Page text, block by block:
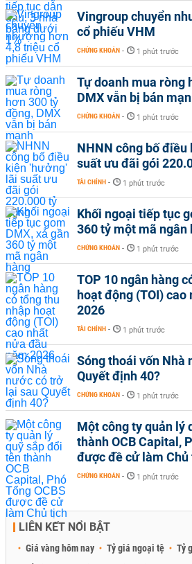
Vingroup chuyển
cổ phiếu VHM
CHỨNG KHOÁN - 1 phút trước
Tự doanh mua ròng
DMX vẫn bị bán
CHỨNG KHOÁN - 1 phút trước
NHNN công bố
suất ưu đãi gói
TÀI CHÍNH - 1 phút trước
Khối ngoại tiếp tục
360 tỷ một mã ngân
CHỨNG KHOÁN - 1 phút trước
TOP 10 ngân hàng
hoạt động (TOI)
2026
TÀI CHÍNH - 1 phút trước
Sóng thoái vốn Nhà
Quyết định 40?
CHỨNG KHOÁN - 1 phút trước
Một công ty quản lý
thành OCB Capital,
được đề cử làm Chủ
CHỨNG KHOÁN - 1 phút trước
LIÊN KẾT NỔI BẬT
Giá vàng hôm nay Tỷ giá ngoại tệ Tỷ